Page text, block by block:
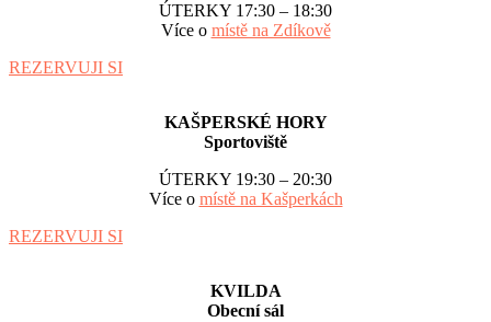
ÚTERKY 17:30 – 18:30
Více o místě na Zdíkově
REZERVUJI SI
KAŠPERSKÉ HORY
Sportoviště
ÚTERKY 19:30 – 20:30
Více o místě na Kašperkách
REZERVUJI SI
KVILDA
Obecní sál